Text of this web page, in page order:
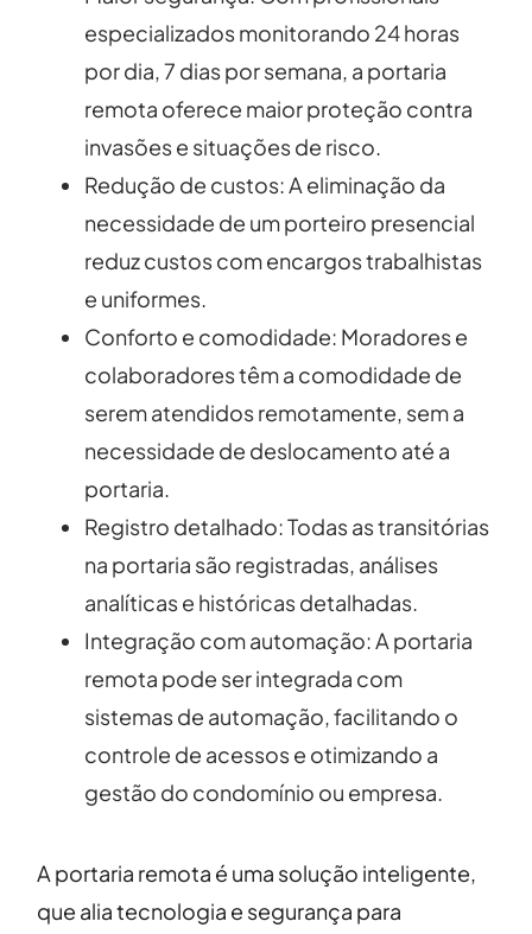
especializados monitorando 24 horas
por dia, 7 dias por semana, a portaria
remota oferece maior proteção contra
invasões e situações de risco.
Redução de custos: A eliminação da
necessidade de um porteiro presencial
reduz custos com encargos trabalhistas
e uniformes.
Conforto e comodidade: Moradores e
colaboradores têm a comodidade de
serem atendidos remotamente, sem a
necessidade de deslocamento até a
portaria.
Registro detalhado: Todas as transitórias
na portaria são registradas, análises
analíticas e históricas detalhadas.
Integração com automação: A portaria
remota pode ser integrada com
sistemas de automação, facilitando o
controle de acessos e otimizando a
gestão do condomínio ou empresa.
A portaria remota é uma solução inteligente,
que alia tecnologia e segurança para